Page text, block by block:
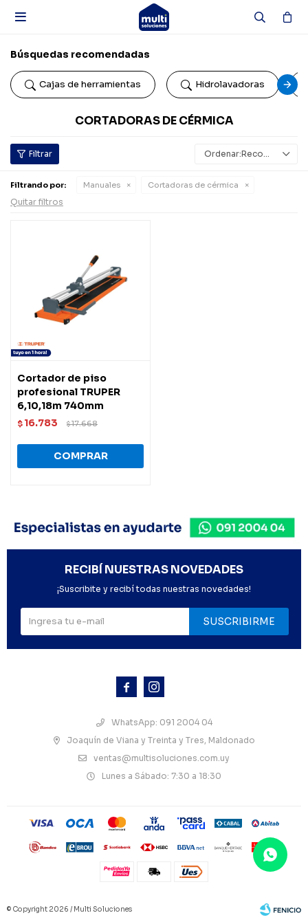

Búsquedas recomendadas
Cajas de herramientas Hidrolavadoras
CORTADORAS DE CÉRMICA
Recomendados
Filtrando por: Manuales Cortadoras de cérmica
Quitar filtros
Cortador de piso
profesional TRUPER
6,10,18m 740mm
$ 16.783 $17.668
 
WhatsApp: 091 2004 04
Joaquín de Viana y Treinta y Tres, Maldonado
ventas@multisoluciones.com.uy
Lunes a Sábado: 7:30 a 18:30
RECIBÍ NUESTRAS NOVEDADES
¡Suscribite y recibí todas nuestras novedades!
SUSCRIBIRME
© Copyright 2026 / Multi Soluciones